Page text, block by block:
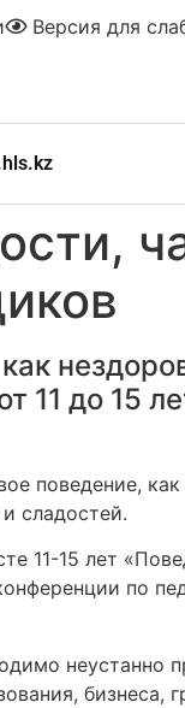
Версия для
11 до 15
поведение,
сладостей.
11-15 лет
по
неустанно
бизнеса,